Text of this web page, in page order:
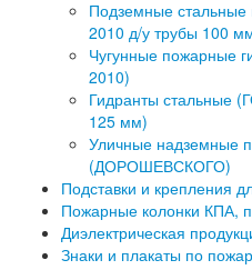
Подземные
2010 д/у трубы 100
Чугунные пожарные
2010)
Гидранты стальные
125 мм)
Уличные надземные
(ДОРОШЕВСКОГО)
Подставки и крепления
Пожарные колонки КПА,
Диэлектрическая
Знаки и плакаты по